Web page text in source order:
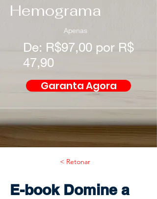
Hemograma
Apenas
De: R$97,00 por R$
47,90
Garanta Agora
< Retonar
E-book Domine a